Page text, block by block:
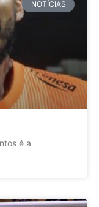
NOTÍCIAS
é a